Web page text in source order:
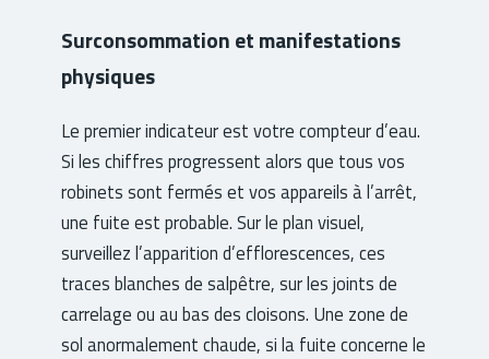
Surconsommation et manifestations
physiques
Le premier indicateur est votre compteur d’eau.
Si les chiffres progressent alors que tous vos
robinets sont fermés et vos appareils à l’arrêt,
une fuite est probable. Sur le plan visuel,
surveillez l’apparition d’efflorescences, ces
traces blanches de salpêtre, sur les joints de
carrelage ou au bas des cloisons. Une zone de
sol anormalement chaude, si la fuite concerne le